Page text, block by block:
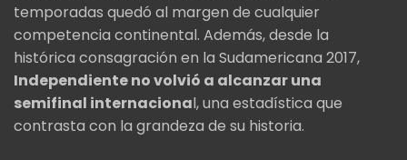
temporadas quedó al margen de cualquier
competencia continental. Además, desde la
histórica consagración en la Sudamericana 2017,
Independiente no volvió a alcanzar una
semifinal internacional, una estadística que
contrasta con la grandeza de su historia.